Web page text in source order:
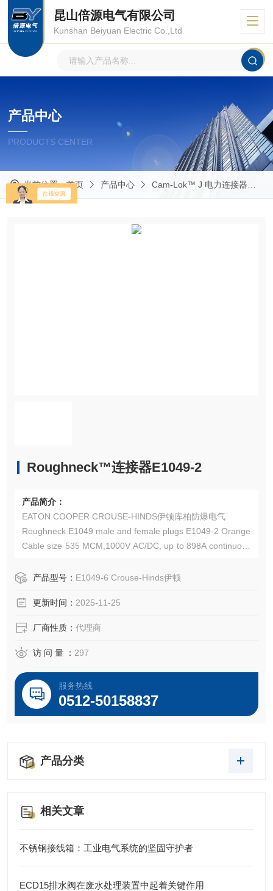
昆山倍源电气有限公司
Kunshan Beiyuan Electric Co.,Ltd
产品中心
PRODUCTS CENTER
当前位置：首页 产品中心 Cam-Lok™ J 电力连接器
Roughneck™连接器E1049-2
产品简介：
EATON COOPER CROUSE-HINDS伊顿库柏防爆电气
Roughneck E1049 male and female plugs E1049-2 Orange
Cable size 535 MCM,1000V AC/DC, up to 898A continuous
Co.,Ltd
产品型号： E1049-6 Crouse-Hinds伊顿
更新时间： 2025-11-25
厂商性质： 代理商
访 问 量 ： 297
服务热线
0512-50158837
产品分类
相关文章
不锈钢接线箱：工业电气系统的坚固守护者
ECD15排水阀在废水处理装置中起着关键作用